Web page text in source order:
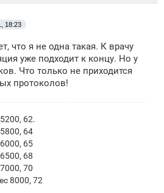
18:23
что я не одна такая. К врачу
уже подходит к концу. Но у
Что только не приходится
протоколов!
62.
64
65
68
70
8000, 72